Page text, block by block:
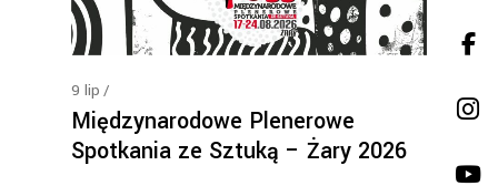
9 lip
Międzynarodowe Plenerowe
Spotkania ze Sztuką – Żary 2026